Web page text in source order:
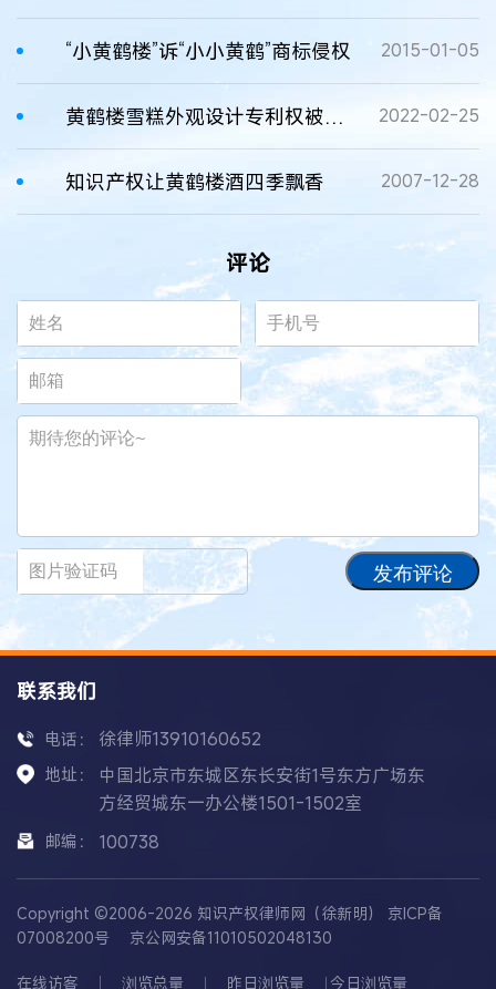
“小黄鹤楼”诉“小小黄鹤”商标侵权 2015-01-05
黄鹤楼雪糕外观设计专利权被判“有效” 2022-02-25
知识产权让黄鹤楼酒四季飘香 2007-12-28
评论
发布评论
联系我们
电话： 徐律师13910160652
地址：
中国北京市东城区东长安街1号东方广场东
方经贸城东一办公楼1501-1502室
邮编： 100738
Copyright ©2006-2026 知识产权律师网（徐新明） 京ICP备
07008200号
京公网安备11010502048130
在线访客 浏览总量 昨日浏览量 今日浏览量